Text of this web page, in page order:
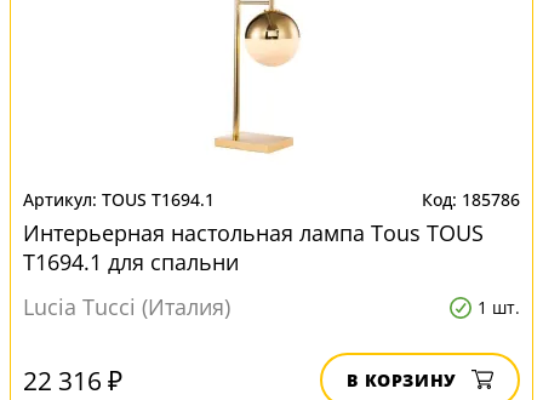
TOUS T1694.1 185786
Интерьерная настольная лампа Tous TOUS
T1694.1 для спальни
Lucia Tucci (Италия)
1 шт.
22 316 ₽ В КОРЗИНУ